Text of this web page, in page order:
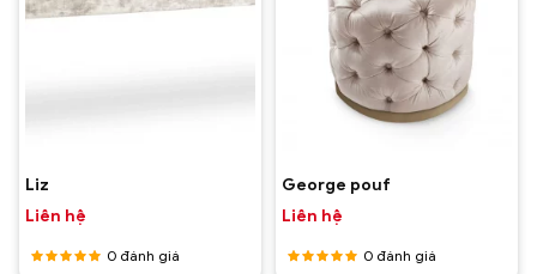
Liz
Liên hệ
0 đánh giá
George pouf
Liên hệ
0 đánh giá